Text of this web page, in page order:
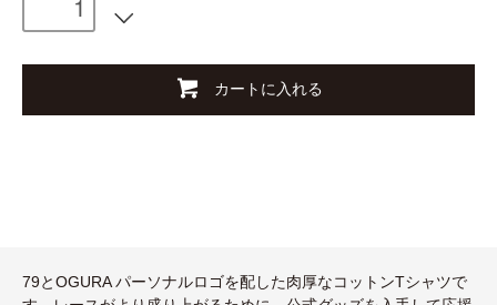
カートに入れる
79とOGURA パーソナルロゴを配した肉厚なコットンTシャツで